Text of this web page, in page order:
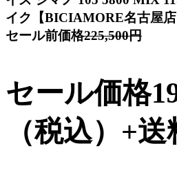
イク【BICIAMORE名古屋店
セール前価格225,500円
セール価格
（税込）+送